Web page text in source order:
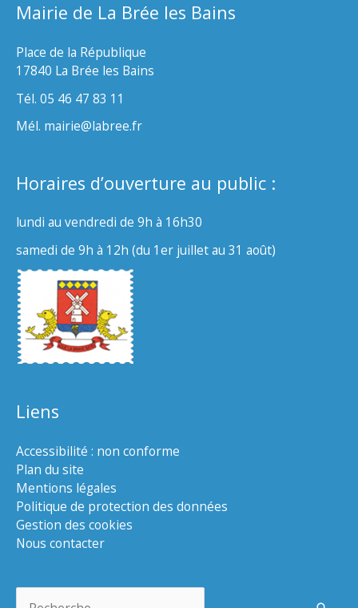
Mairie de La Brée les Bains
Place de la République
17840 La Brée les Bains
Tél. 05 46 47 83 11
Mél. mairie@labree.fr
Horaires d’ouverture au public :
lundi au vendredi de 9h à 16h30
samedi de 9h à 12h (du 1er juillet au 31 août)
Liens
Accessibilité : non conforme
Plan du site
Mentions légales
Politique de protection des données
Gestion des cookies
Nous contacter